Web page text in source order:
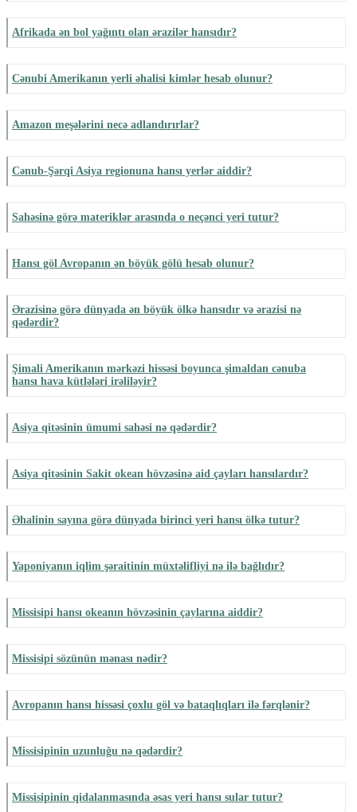
Afrikada ən bol yağıntı olan ərazilər hansıdır?
Cənubi Amerikanın yerli əhalisi kimlər hesab olunur?
Amazon meşələrini necə adlandırırlar?
Cənub-Şərqi Asiya regionuna hansı yerlər aiddir?
Sahəsinə görə materiklər arasında o neçənci yeri tutur?
Hansı göl Avropanın ən böyük gölü hesab olunur?
Ərazisinə görə dünyada ən böyük ölkə hansıdır və ərazisi nə
qədərdir?
Şimali Amerikanın mərkəzi hissəsi boyunca şimaldan cənuba
hansı hava kütlələri irəliləyir?
Asiya qitəsinin ümumi sahəsi nə qədərdir?
Asiya qitəsinin Sakit okean hövzəsinə aid çayları hansılardır?
Əhalinin sayına görə dünyada birinci yeri hansı ölkə tutur?
Yaponiyanın iqlim şəraitinin müxtəlifliyi nə ilə bağlıdır?
Missisipi hansı okeanın hövzəsinin çaylarına aiddir?
Missisipi sözünün mənası nədir?
Avropanın hansı hissəsi çoxlu göl və bataqlıqları ilə fərqlənir?
Missisipinin uzunluğu nə qədərdir?
Missisipinin qidalanmasında əsas yeri hansı sular tutur?